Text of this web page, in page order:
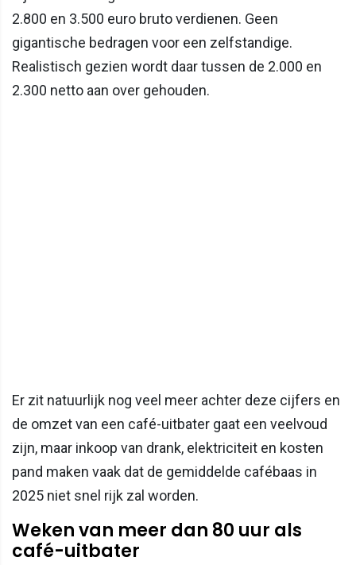
2.800 en 3.500 euro bruto verdienen. Geen
gigantische bedragen voor een zelfstandige.
Realistisch gezien wordt daar tussen de 2.000 en
2.300 netto aan over gehouden.
Er zit natuurlijk nog veel meer achter deze cijfers en
de omzet van een café-uitbater gaat een veelvoud
zijn, maar inkoop van drank, elektriciteit en kosten
pand maken vaak dat de gemiddelde cafébaas in
2025 niet snel rijk zal worden.
Weken van meer dan 80 uur als
café-uitbater